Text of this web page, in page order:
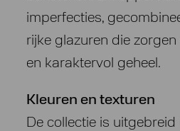
imperfecties,
rijke glazuren die
en karaktervol geheel.
Kleuren en texturen
De collectie is